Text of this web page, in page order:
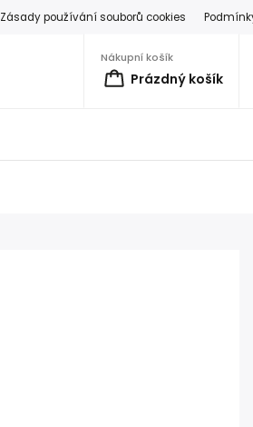
Zásady používání souborů cookies
Nákupní košík
Prázdný košík